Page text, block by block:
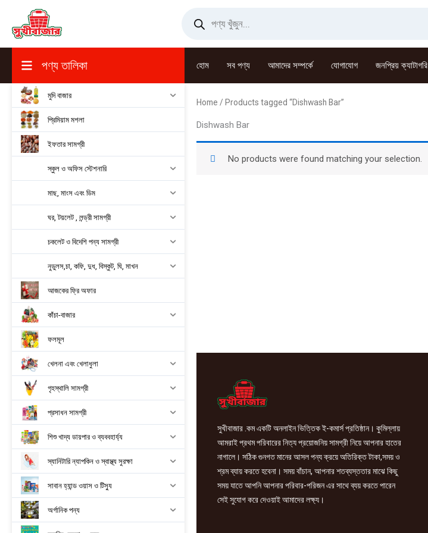
content
search
পণ্য তালিকা হোম সব পণ্য আমাদের সম্পর্কে যোগাযোগ জনপ্রিয় ক্যাটাগরি
মুদি বাজার
প্রিমিয়াম মশলা
ইফতার সামগ্রী
স্কুল ও অফিস স্টেশনারি
মাছ, মাংস এবং ডিম
ঘর, টয়লেট , লন্ড্রী সামগ্রী
চকলেট ও বিদেশি পন্য সামগ্রী
নুডুলস,চা, কফি, দুধ, বিস্কুট, ঘি, মাখন
আজকের ফ্রি অফার
কাঁচা-বাজার
ফলমূল
খেলনা এবং খেলাধুলা
গৃহস্থালি সামগ্রী
প্রসাধন সামগ্রী
শিশু খাদ্য ডায়পার ও ব্যববহার্য্য
স্যানিটারি ন্যাপকিন ও স্বাস্থ্য সুরক্ষা
সাবান হ্যান্ড ওয়াস ও টিস্যু
অর্গানিক পন্য
Home / Products tagged “Dishwash Bar”
Dishwash Bar
No products were found matching your selection.
সুখীবাজার .কম একটি অনলাইন ভিত্তিক ই-কমার্স প্রতিষ্ঠান। কুমিল্লায়
আমরাই প্রথম পরিবারের নিত্য প্রয়োজনিয় সামগ্রী নিয়ে আপনার হাতের
নাগালে। সঠিক গুনগত মানের আসল পন্য ক্রয়ে অতিরিক্ত টাকা,সময় ও
শ্রম ব্যায় করতে হবেনা। সময় বাঁচান, আপনার শতব্যস্ততার মাঝে কিছু
সময় যাতে আপনি আপনার পরিবার-পরিজন এর সাথে ব্যয় করতে পারেন
সেই সুযোগ করে দেওয়াই আমাদের লক্ষ্য।